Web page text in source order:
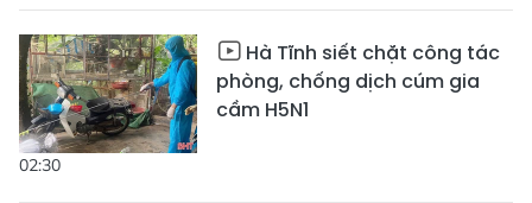
02:30
Hà Tĩnh siết chặt công tác
phòng, chống dịch cúm gia
cầm H5N1